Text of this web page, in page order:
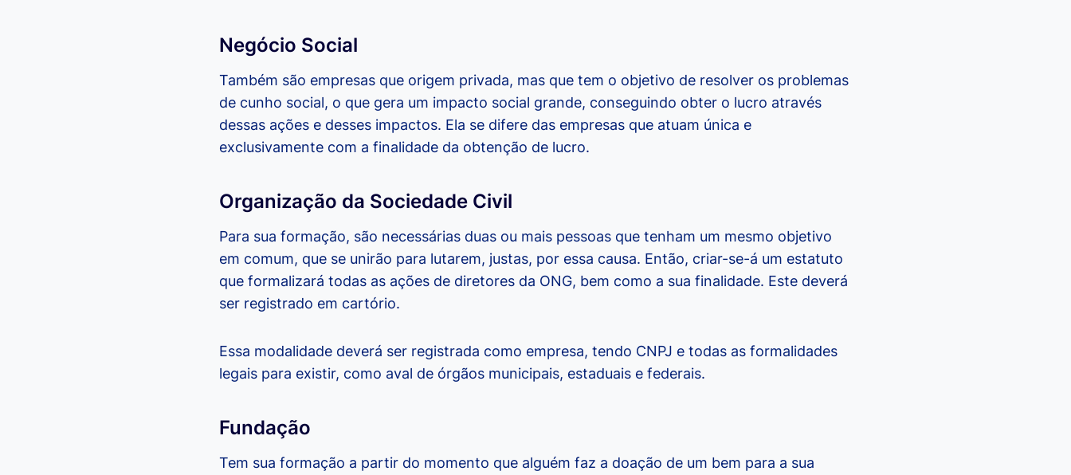
Negócio Social
Também são empresas que origem privada, mas que tem o objetivo de resolver os problemas
de cunho social, o que gera um impacto social grande, conseguindo obter o lucro através
dessas ações e desses impactos. Ela se difere das empresas que atuam única e
exclusivamente com a finalidade da obtenção de lucro.
Organização da Sociedade Civil
Para sua formação, são necessárias duas ou mais pessoas que tenham um mesmo objetivo
em comum, que se unirão para lutarem, justas, por essa causa. Então, criar-se-á um estatuto
que formalizará todas as ações de diretores da ONG, bem como a sua finalidade. Este deverá
ser registrado em cartório.
Essa modalidade deverá ser registrada como empresa, tendo CNPJ e todas as formalidades
legais para existir, como aval de órgãos municipais, estaduais e federais.
Fundação
Tem sua formação a partir do momento que alguém faz a doação de um bem para a sua